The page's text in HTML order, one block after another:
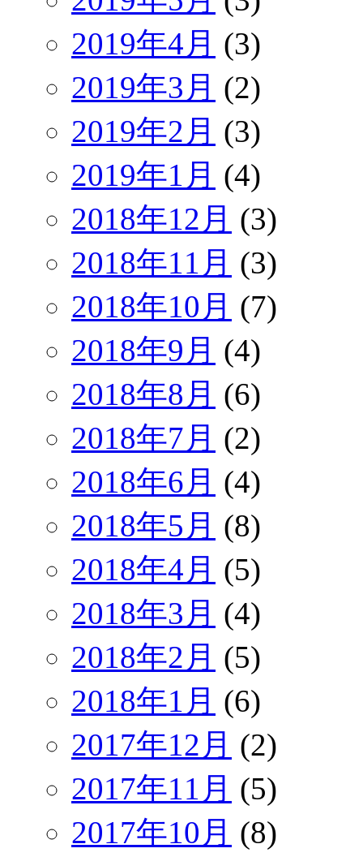
2019年4月 (3)
2019年3月 (2)
2019年2月 (3)
2019年1月 (4)
2018年12月 (3)
2018年11月 (3)
2018年10月 (7)
2018年9月 (4)
2018年8月 (6)
2018年7月 (2)
2018年6月 (4)
2018年5月 (8)
2018年4月 (5)
2018年3月 (4)
2018年2月 (5)
2018年1月 (6)
2017年12月 (2)
2017年11月 (5)
2017年10月 (8)